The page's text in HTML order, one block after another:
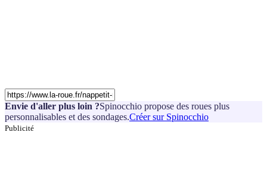
Envie d'aller plus loin ?Spinocchio propose des roues plus
personnalisables et des sondages.Créer sur Spinocchio
Publicité